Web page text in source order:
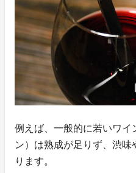
例えば、一般的に若いワイ
ン）は熟成が足りず、渋
ります。